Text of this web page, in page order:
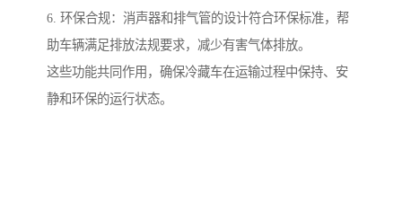
6. 环保合规：消声器和排气管的设计符合环保标准，帮
助车辆满足排放法规要求，减少有害气体排放。
这些功能共同作用，确保冷藏车在运输过程中保持、安
静和环保的运行状态。